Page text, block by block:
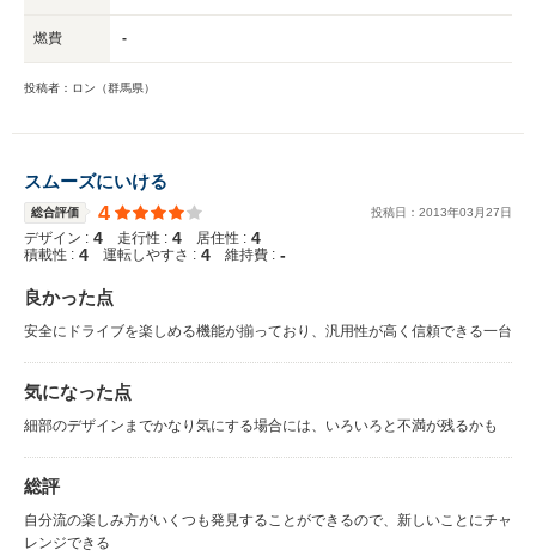
燃費 -
投稿者：ロン（群馬県）
スムーズにいける
総合評価 4 投稿日： 2013年03 月27日
デザイン : 4 走行性 : 4 居住性 : 4
積載性 : 4 運転しやすさ : 4 維持費 : -
良かった点
安全にドライブを楽しめる機能が揃っており、汎用性が高く信頼できる一台
気になった点
細部のデザインまでかなり気にする場合には、いろいろと不満が残るかも
総評
自分流の楽しみ方がいくつも発見することができるので、新しいことにチャ
レンジできる